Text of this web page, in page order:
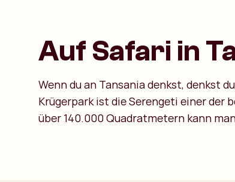
Auf Safari in
Wenn du an Tansania denkst, denkst
Krügerpark ist die Serengeti einer der
über 140.000 Quadratmetern kann